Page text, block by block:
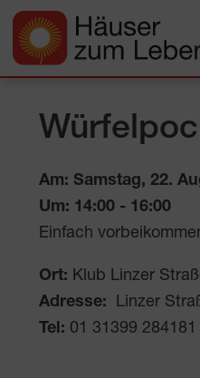
Am: Samstag, 22.
Um: 14:00 - 16:00
Einfach
Ort: Klub Linzer
Adresse:
Linzer
Tel: 01 31399 284181